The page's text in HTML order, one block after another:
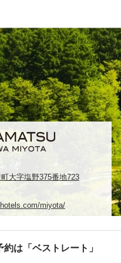
大字塩野375番地723
miyota/
は「ベストレート」